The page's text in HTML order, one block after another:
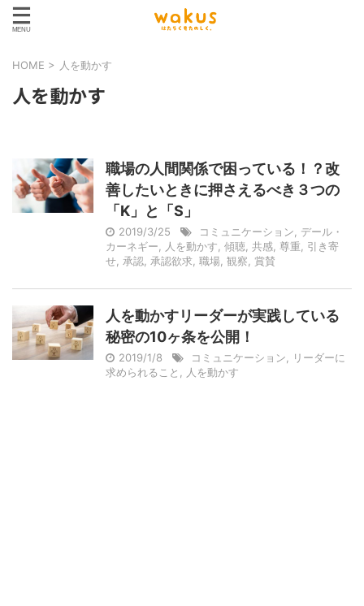
HOME > 人を動かす
人を動かす
職場の人間関係で困っている！？改
善したいときに押さえるべき３つの
「K」と「S」
2019/3/25 コミュニケーション
デール・
カーネギー
人を動かす 傾聴 共感 尊重
引き寄
せ 承認 承認欲求 職場 観察 賞賛
人を動かすリーダーが実践している
秘密の10ヶ条を公開！
2019/1/8 コミュニケーション
リーダーに
求められること
人を動かす